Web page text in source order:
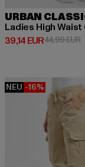
URBAN
39,14 EUR
Derzeitiger Preis:
44,99 EUR
NEU -16%